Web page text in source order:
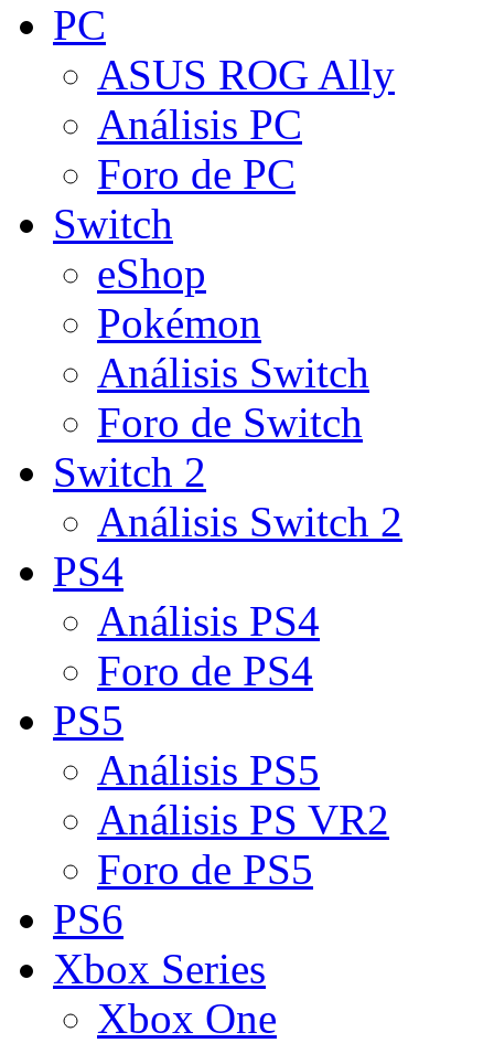
PC
ASUS ROG Ally
Análisis PC
Foro de PC
Switch
eShop
Pokémon
Análisis Switch
Foro de Switch
Switch 2
Análisis Switch 2
PS4
Análisis PS4
Foro de PS4
PS5
Análisis PS5
Análisis PS VR2
Foro de PS5
PS6
Xbox Series
Xbox One